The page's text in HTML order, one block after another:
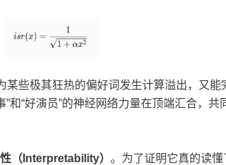
某些极其狂热的偏好词发生计算溢出，又能
和“好演员”的神经网络力量在顶端汇合，共
（ Interpretability） 。为了证明它真的读